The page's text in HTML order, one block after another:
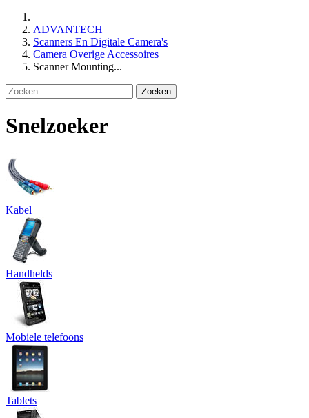
ADVANTECH
Scanners En Digitale Camera's
Camera Overige Accessoires
Scanner Mounting...
Zoeken
Snelzoeker
Kabel
Handhelds
Mobiele telefoons
Tablets